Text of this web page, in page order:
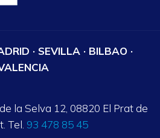
· SEVILLA · BILBAO ·
la Selva 12, 08820 El Prat de
Tel. 93 478 85 45